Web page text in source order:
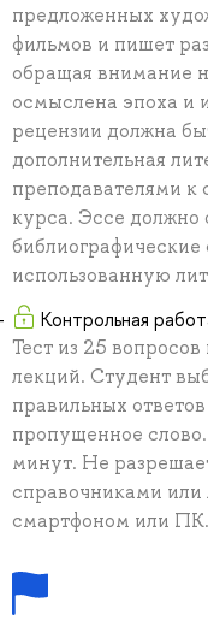
предложенных
фильмов и пишет
обращая внимание
осмыслена эпоха и
рецензии должна
дополнительная
преподавателями к
курса. Эссе должно
использованную
Контрольная
Тест из 25
лекций. Студент
правильных
пропущенное
минут. Не
справочниками или
смартфоном или ПК.